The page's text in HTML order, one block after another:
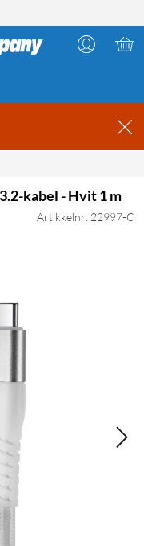
3.2-KABEL - HVIT 1 M
kabel - Hvit 1 m
Artikkelnr: 22997-C